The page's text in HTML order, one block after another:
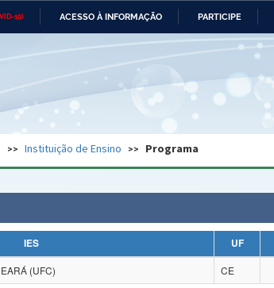
19) ACESSO À INFORMAÇÃO PARTICIPE
Ministério das Relações Ministério da Economia
e dos Direitos Humanos
Banco Central do Brasil Planalto
Instituição de Ensino Programa
IES UF
(UFC) CE